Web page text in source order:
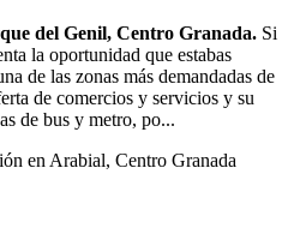
del Genil, Centro Granada. Si
la oportunidad que estabas
de las zonas más demandadas de
de comercios y servicios y su
de bus y metro, po...